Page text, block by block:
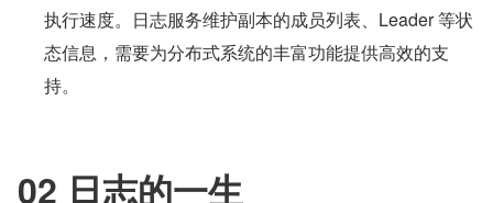
执行速度。日志服务维护副本的成员列表、Leader 等状
态信息，需要为分布式系统的丰富功能提供高效的支
持。
02 日志的一生